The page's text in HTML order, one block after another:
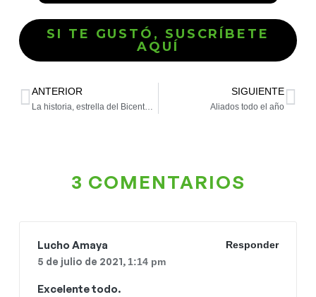
SI TE GUSTÓ, SUSCRÍBETE
AQUÍ
ANTERIOR
La historia, estrella del Bicentenario
SIGUIENTE
Aliados todo el año
3 COMENTARIOS
Lucho Amaya Responder
5 de julio de 2021, 1:14 pm
Excelente todo.